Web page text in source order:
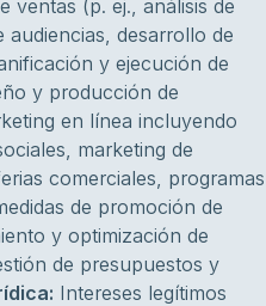
ventas (p. ej., análisis de
audiencias, desarrollo de
y ejecución de
y producción de
en línea incluyendo
marketing de
comerciales, programas
de promoción de
y optimización de
de presupuestos y
Intereses legítimos